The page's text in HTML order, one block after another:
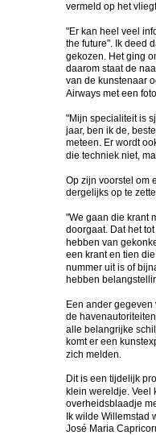
vermeld op het
"Er kan heel veel
the future". Ik deed
gekozen. Het ging
daarom staat de
van de kunstenaar
Airways met een
"Mijn specialiteit is
jaar, ben ik de,
meteen. Er wordt
die techniek niet,
Op zijn voorstel om
dergelijks op te
"We gaan die krant
doorgaat. Dat het
hebben van
een krant en tien
nummer uit is of
hebben
Een ander
de
alle belangrijke
komt er een
zich melden.
Dit is een tijdelijk
klein wereldje. Veel
overheidsblaadje
Ik wilde
José Maria